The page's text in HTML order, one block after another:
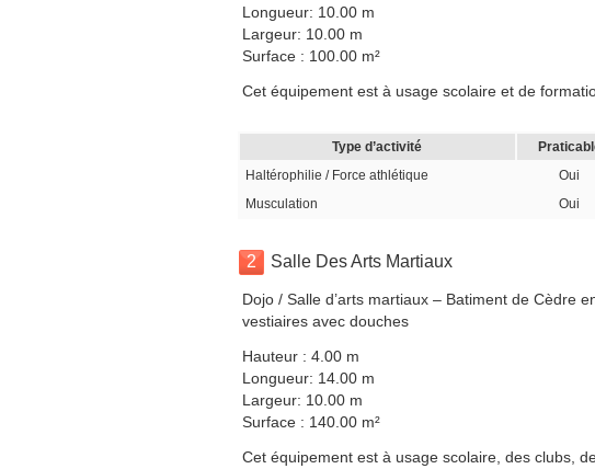
Longueur: 10.00 m
Largeur: 10.00 m
Surface : 100.00 m²
Cet équipement est à usage scolaire et de
Type d’activité
Haltérophilie / Force athlétique
Oui
Musculation
Oui
2 Salle Des Arts Martiaux
Dojo / Salle d’arts martiaux – Batiment de Cèdre
vestiaires avec douches
Hauteur : 4.00 m
Longueur: 14.00 m
Largeur: 10.00 m
Surface : 140.00 m²
Cet équipement est à usage scolaire, des clubs,